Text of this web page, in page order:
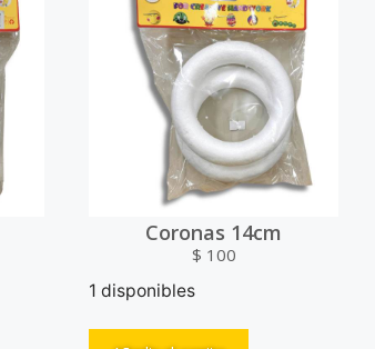
Coronas 14cm
$ 100
1 disponibles